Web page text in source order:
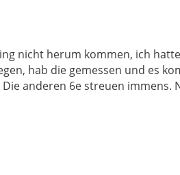
nicht herum kommen, ich hatte
hab die gemessen und es
anderen 6e streuen immens.